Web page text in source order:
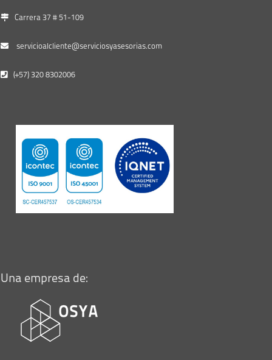
Carrera 37 # 51-109
servicioalcliente@serviciosyasesorias.com
(+57) 320 8302006
Una empresa de: